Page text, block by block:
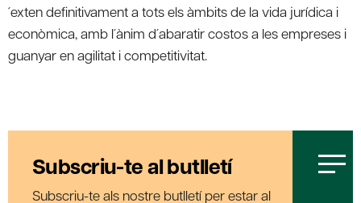
´exten definitivament a tots els àmbits de la vida jurídica i
econòmica, amb l´ànim d´abaratir costos a les empreses i
guanyar en agilitat i competitivitat.
Subscriu-te al butlletí
Subscriu-te als nostre butlletí per estar al